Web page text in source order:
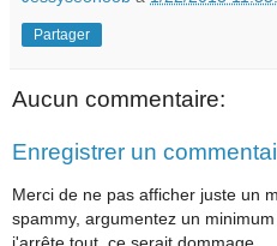
Partager
Aucun commentaire:
Enregistrer un
Merci de ne pas afficher juste un
spammy, argumentez un